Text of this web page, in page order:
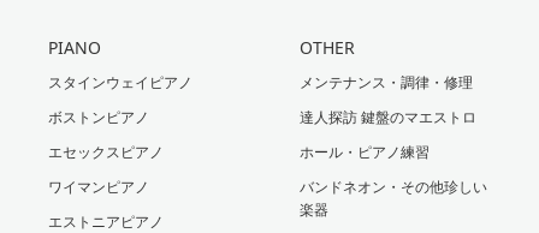
PIANO
スタインウェイピアノ
ボストンピアノ
エセックスピアノ
ワイマンピアノ
エストニアピアノ
OTHER
メンテナンス・調律・修理
達人探訪 鍵盤のマエストロ
ホール・ピアノ練習
バンドネオン・その他珍しい
楽器